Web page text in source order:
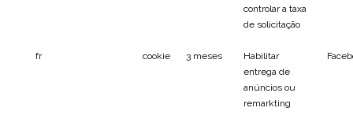
controlar a taxa
de solicitação
fr cookie 3 meses
Habilitar
entrega de
anúncios ou
remarkting